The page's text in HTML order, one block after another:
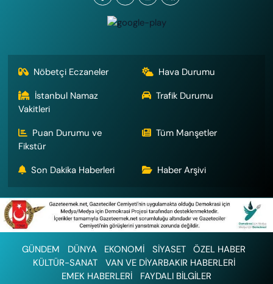
Nöbetçi Eczaneler
Hava Durumu
İstanbul Namaz
Vakitleri
Trafik Durumu
Puan Durumu ve
Fikstür
Tüm Manşetler
Son Dakika Haberleri Haber Arşivi
GÜNDEM DÜNYA EKONOMİ SİYASET
ÖZEL HABER
KÜLTÜR-SANAT
VAN VE DİYARBAKIR HABERLERİ
EMEK HABERLERİ
FAYDALI BİLGİLER